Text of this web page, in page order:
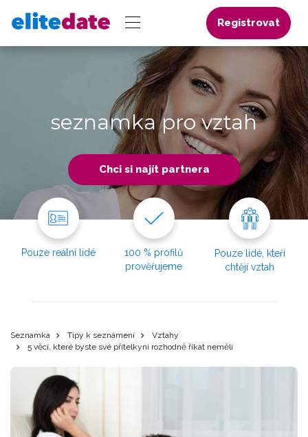
Registrovat
seznamka pro vztah
Chci si najít partnera
Pouze reální lidé
100 % profilů
prověřujeme
Pouze lidé, kteří
chtějí vztah
Seznamka Tipy k seznámení
Vztahy
5 věcí, které byste své přítelkyni rozhodně říkat neměli